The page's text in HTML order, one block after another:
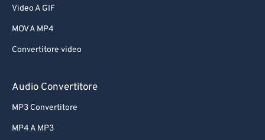
Video A GIF
MOV A MP4
Convertitore video
Audio Convertitore
MP3 Convertitore
MP4 A MP3